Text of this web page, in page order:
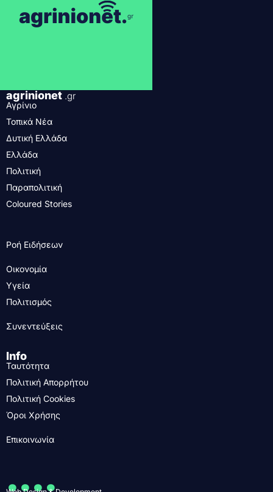
agrinionet .gr
Αγρίνιο
Τοπικά Νέα
Δυτική Ελλάδα
Ελλάδα
Πολιτική
Παραπολιτική
Coloured Stories
Ροή Ειδήσεων
Οικονομία
Υγεία
Πολιτισμός
Συνεντεύξεις
Info
Ταυτότητα
Πολιτική Απορρήτου
Πολιτική Cookies
Όροι Χρήσης
Επικοινωνία
....